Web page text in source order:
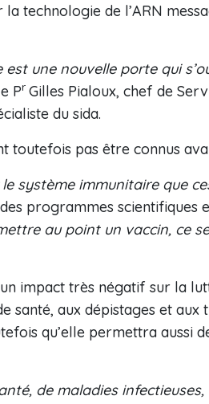
technologie de l’ARN
une nouvelle porte qui
Pr Gilles Pialoux, chef de
du sida.
toutefois pas être connus
système immunitaire que
programmes scientifiques
au point un vaccin, ce
impact très négatif sur la
santé, aux dépistages et
qu’elle permettra aussi
de maladies